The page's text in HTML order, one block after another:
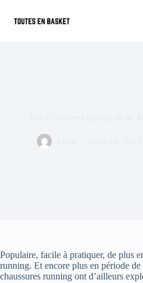
contenu
Populaire, facile à pratiquer, de plus
running. Et encore plus en période
chaussures running ont d’ailleurs